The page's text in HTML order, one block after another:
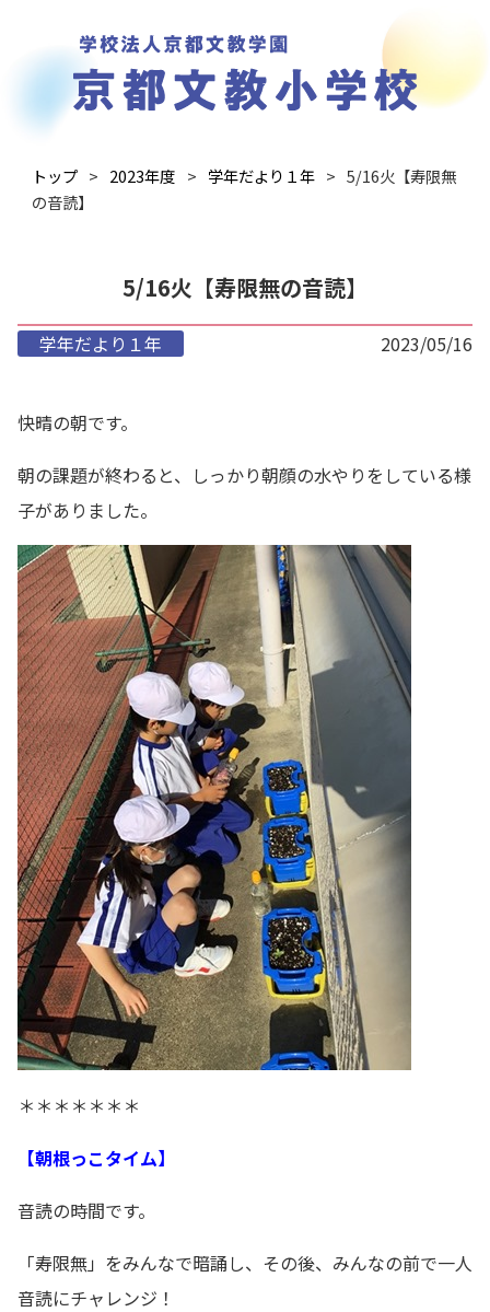
トップ 2023年度 学年だより１年
5/16火【寿限無
の音読】
5/16火【寿限無の音読】
学年だより１年 2023/05/16
快晴の朝です。
朝の課題が終わると、しっかり朝顔の水やりをしている様
子がありました。
＊＊＊＊＊＊＊
【朝根っこタイム】
音読の時間です。
「寿限無」をみんなで暗誦し、その後、みんなの前で一人
音読にチャレンジ！